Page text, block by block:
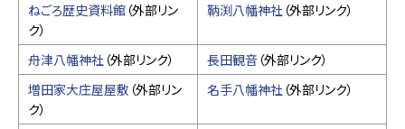
ねごろ歴史資料館 （外部リン
ク）
鞆渕八幡神社 （外部リンク）
舟津八幡神社 （外部リンク） 長田観音 （外部リンク）
増田家大庄屋屋敷 （外部リン
ク）
名手八幡神社 （外部リンク）